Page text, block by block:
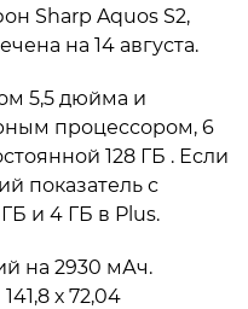
Sharp Aquos S2,
на 14 августа.
5,5 дюйма и
процессором, 6
128 ГБ . Если
показатель с
и 4 ГБ в Plus.
на 2930 мАч.
х 72,04